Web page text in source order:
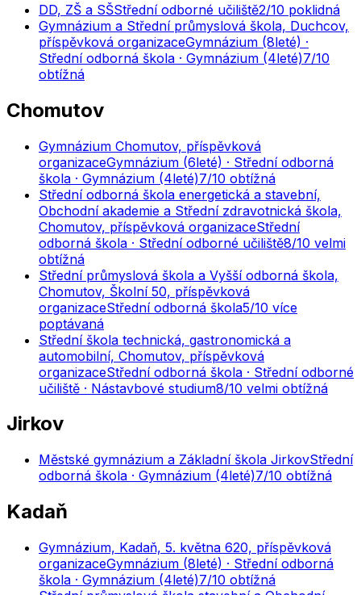
DD, ZŠ a SŠStřední odborné učiliště2/10 poklidná
Gymnázium a Střední průmyslová škola, Duchcov,
příspěvková organizaceGymnázium (8leté) ·
Střední odborná škola · Gymnázium (4leté)7/10
obtížná
Chomutov
Gymnázium Chomutov, příspěvková
organizaceGymnázium (6leté) · Střední odborná
škola · Gymnázium (4leté)7/10 obtížná
Střední odborná škola energetická a stavební,
Obchodní akademie a Střední zdravotnická škola,
Chomutov, příspěvková organizaceStřední
odborná škola · Střední odborné učiliště8/10 velmi
obtížná
Střední průmyslová škola a Vyšší odborná škola,
Chomutov, Školní 50, příspěvková
organizaceStřední odborná škola5/10 více
poptávaná
Střední škola technická, gastronomická a
automobilní, Chomutov, příspěvková
organizaceStřední odborná škola · Střední odborné
učiliště · Nástavbové studium8/10 velmi obtížná
Jirkov
Městské gymnázium a Základní škola JirkovStřední
odborná škola · Gymnázium (4leté)7/10 obtížná
Kadaň
Gymnázium, Kadaň, 5. května 620, příspěvková
organizaceGymnázium (8leté) · Střední odborná
škola · Gymnázium (4leté)7/10 obtížná